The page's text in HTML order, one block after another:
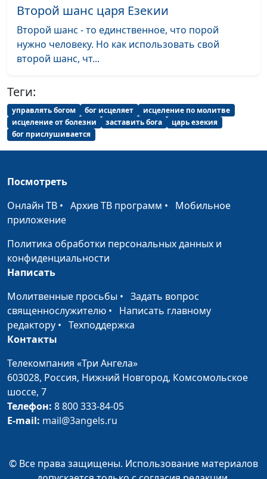
Ангелы существуют?
Юлия Синицына,
Сергей Давидоглу,
библеист, аспирант
Уроки древней истории:
вавилонский плен Израиля
Юлия Синицына,
библеист, аспирант
университета
Сергей Давидоглу,
гуманитарного
университета
Уроки древней истории:
рабство в Израиле
библеист, аспирант
построить счастливую
Сергей Давидоглу,
Второй шанс царя Езекии
Второй шанс - то единственное, что порой
нужно человеку. Но как использовать свой
второй шанс, чт...
Теги:
управлять богом бог исцеляет
исцеление по молитве
исцеление от болезни
заставить бога
царь езекия
бог прислушивается
Посмотреть
Онлайн ТВ • Архив ТВ программ • Мобильное
приложение
Политика обработки персональных данных и
конфиденциальности
Написать
Молитвенные просьбы • Задать вопрос
священнослужителю • Написать главному
редактору • Техподдержка
Контакты
Телекомпания «Три Ангела»
603028, Россия, Нижний Новгород, Комсомольское
шоссе, 7
Телефон: 8 800 333-84-05
E-mail: mail@3angels.ru
© Все права защищены. Использование материалов